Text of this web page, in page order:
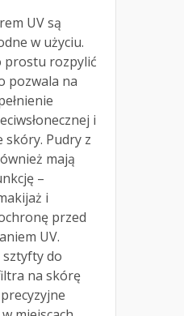
UV są
w użyciu.
prostu rozpylić
pozwala na
i
skóry. Pudry z
mają
–
i
przed
UV.
do
na skórę